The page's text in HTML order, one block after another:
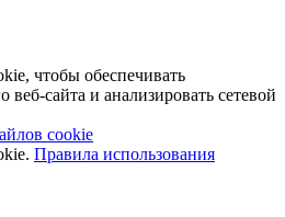
чтобы обеспечивать
сайта и анализировать сетевой
cookie
Правила использования